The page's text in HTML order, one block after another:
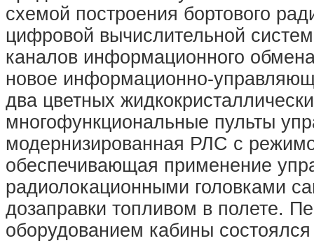
схемой построения бортового
цифровой вычислительной
каналов информационного
новое информационно-
два цветных
многофункциональные пульты
модернизированная РЛС с
обеспечивающая применение
радиолокационными головками
дозаправки топливом в полете.
оборудованием кабины